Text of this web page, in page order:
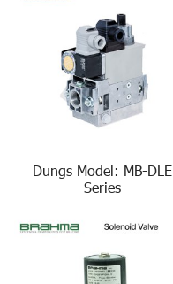
Dungs Model: MB-DLE
Series